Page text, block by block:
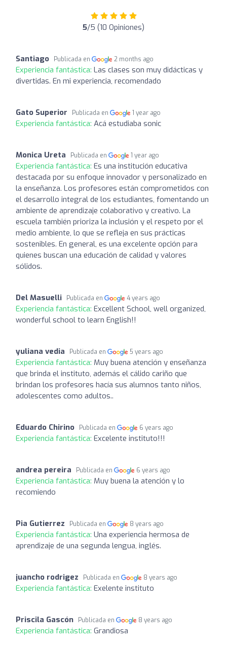
5/5 (10 Opiniones)
Santiago Publicada en 2 months ago
Experiencia fantástica: Las clases son muy didácticas y
divertidas. En mi experiencia, recomendado
Gato Superior Publicada en 1 year ago
Experiencia fantástica: Acá estudiaba sonic
Monica Ureta Publicada en 1 year ago
Experiencia fantástica: Es una institución educativa
destacada por su enfoque innovador y personalizado en
la enseñanza. Los profesores están comprometidos con
el desarrollo integral de los estudiantes, fomentando un
ambiente de aprendizaje colaborativo y creativo. La
escuela también prioriza la inclusión y el respeto por el
medio ambiente, lo que se refleja en sus prácticas
sostenibles. En general, es una excelente opción para
quienes buscan una educación de calidad y valores
sólidos.
Del Masuelli Publicada en 4 years ago
Experiencia fantástica: Excellent School, well organized,
wonderful school to learn English!!
yuliana vedia Publicada en 5 years ago
Experiencia fantástica: Muy buena atención y enseñanza
que brinda el instituto, además el cálido cariño que
brindan los profesores hacía sus alumnos tanto niños,
adolescentes como adultos..
Eduardo Chirino Publicada en 6 years ago
Experiencia fantástica: Excelente instituto!!!
andrea pereira Publicada en 6 years ago
Experiencia fantástica: Muy buena la atención y lo
recomiendo
Pia Gutierrez Publicada en 8 years ago
Experiencia fantástica: Una experiencia hermosa de
aprendizaje de una segunda lengua, inglés.
juancho rodrigez Publicada en 8 years ago
Experiencia fantástica: Exelente instituto
Priscila Gascón Publicada en 8 years ago
Experiencia fantástica: Grandiosa